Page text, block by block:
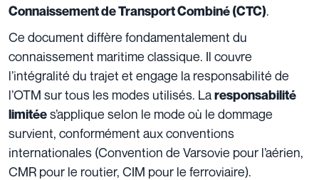
Connaissement de Transport Combiné (CTC).
Ce document diffère fondamentalement du
connaissement maritime classique. Il couvre
l’intégralité du trajet et engage la responsabilité de
l’OTM sur tous les modes utilisés. Laresponsabilité
limitées’applique selon le mode où le dommage
survient, conformément aux conventions
internationales (Convention de Varsovie pour l’aérien,
CMR pour le routier, CIM pour le ferroviaire).